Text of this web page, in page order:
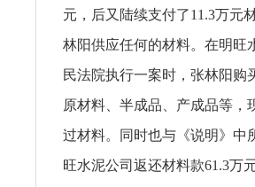
元，后又陆续支付了11.3万元
林阳供应任何的材料。在明旺
民法院执行一案时，张林阳购
原材料、半成品、产成品等，
过材料。同时也与《说明》中
旺水泥公司返还材料款61.3万